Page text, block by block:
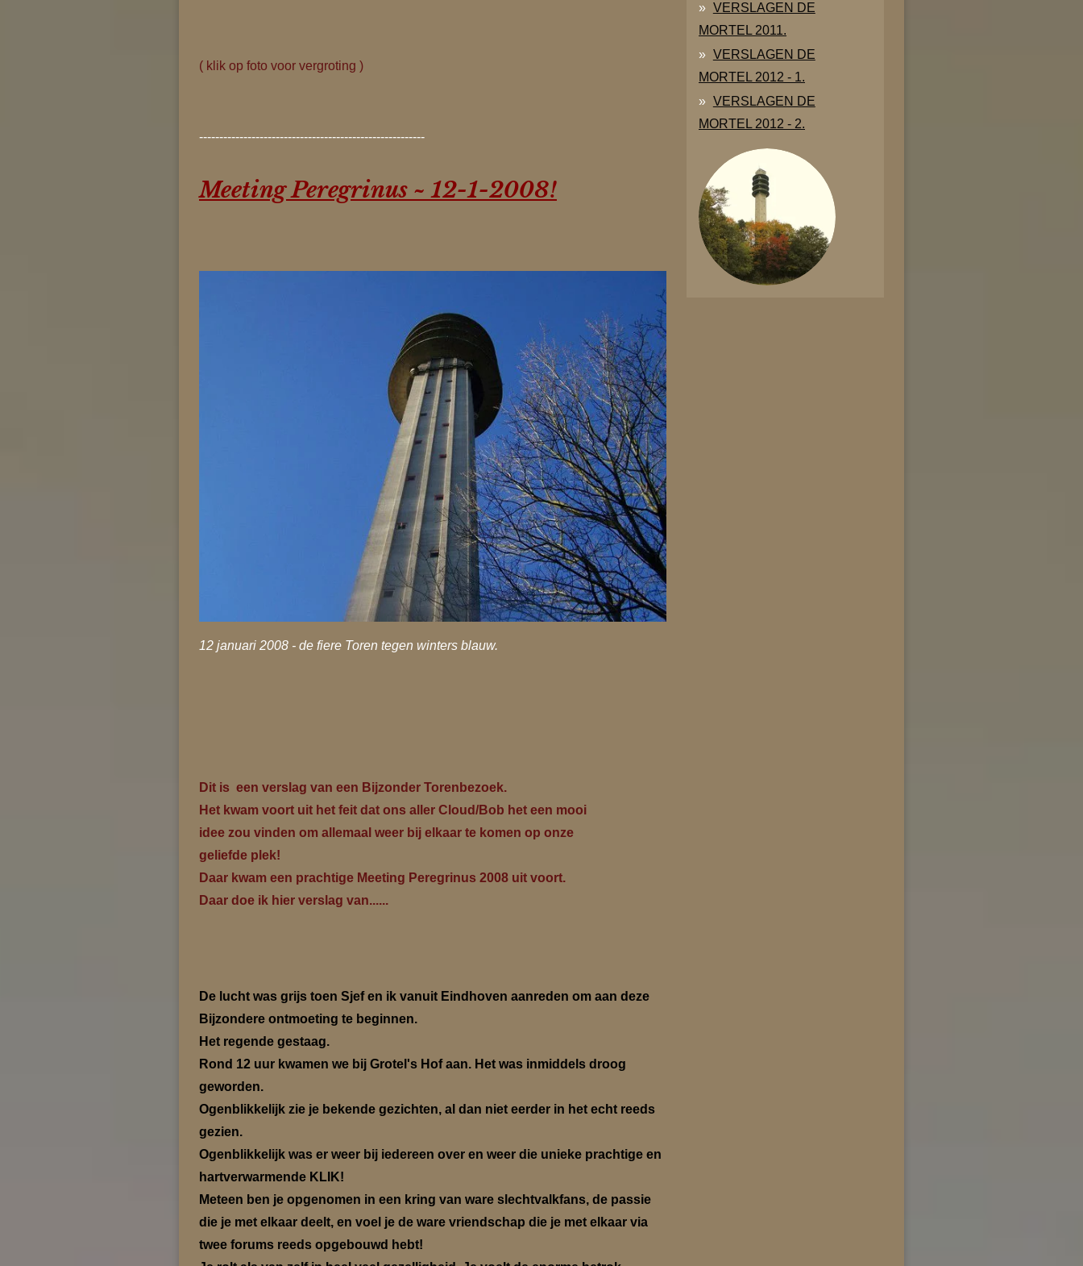
( klik op foto voor vergroting )
--------------------------------------------------------
Meeting Peregrinus ~ 12-1-2008!
12 januari 2008 - de fiere Toren tegen winters blauw.
Dit is een verslag van een Bijzonder Torenbezoek.
Het kwam voort uit het feit dat ons aller Cloud/Bob het een mooi
idee zou vinden om allemaal weer bij elkaar te komen op onze
geliefde plek!
Daar kwam een prachtige Meeting Peregrinus 2008 uit voort.
Daar doe ik hier verslag van......
De lucht was grijs toen Sjef en ik vanuit Eindhoven aanreden om aan deze
Bijzondere ontmoeting te beginnen.
Het regende gestaag.
Rond 12 uur kwamen we bij Grotel's Hof aan. Het was inmiddels droog
geworden.
Ogenblikkelijk zie je bekende gezichten, al dan niet eerder in het echt reeds
gezien.
Ogenblikkelijk was er weer bij iedereen over en weer die unieke prachtige en
hartverwarmende KLIK!
Meteen ben je opgenomen in een kring van ware slechtvalkfans, de passie
die je met elkaar deelt, en voel je de ware vriendschap die je met elkaar via
twee forums reeds opgebouwd hebt!
VERSLAGEN DE
MORTEL 2011.
VERSLAGEN DE
MORTEL 2012 - 1.
VERSLAGEN DE
MORTEL 2012 - 2.